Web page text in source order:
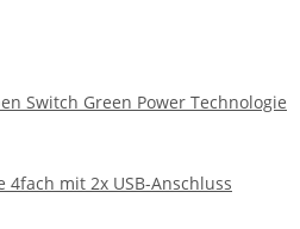
Switch Green Power Technologie